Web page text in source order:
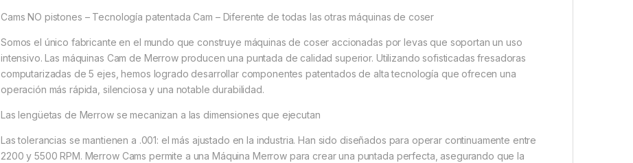
Cams NO pistones – Tecnología patentada Cam – Diferente de todas las otras máquinas de coser
Somos el único fabricante en el mundo que construye máquinas de coser accionadas por levas que soportan un uso
intensivo. Las máquinas Cam de Merrow producen una puntada de calidad superior. Utilizando sofisticadas fresadoras
computarizadas de 5 ejes, hemos logrado desarrollar componentes patentados de alta tecnología que ofrecen una
operación más rápida, silenciosa y una notable durabilidad.
Las lengüetas de Merrow se mecanizan a las dimensiones que ejecutan
Las tolerancias se mantienen a .001: el más ajustado en la industria. Han sido diseñados para operar continuamente entre
2200 y 5500 RPM. Merrow Cams permite a una Máquina Merrow para crear una puntada perfecta, asegurando que la